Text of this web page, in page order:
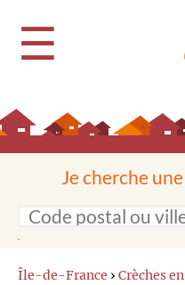
☰
Je cherche
Île-de-France › Crèches